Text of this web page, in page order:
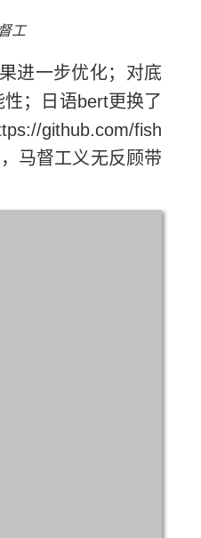
督工
进一步优化；对底
；日语bert更换了
github.com/fish
马督工义无反顾带